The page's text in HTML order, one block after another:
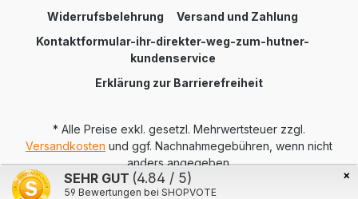
Widerrufsbelehrung
Versand und Zahlung
Kontaktformular-ihr-direkter-weg-zum-hutner-
kundenservice
Erklärung zur Barrierefreiheit
* Alle Preise exkl. gesetzl. Mehrwertsteuer zzgl.
Versandkosten und ggf. Nachnahmegebühren, wenn nicht
anders angegeben.
Realisiert mit Shopware
×
SEHR GUT (4.84 / 5)
59 Bewertungen bei SHOPVOTE